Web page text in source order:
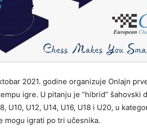
2021. godine organizuje Onlajn
igre. U pitanju je “hibrid” šahovski
U12, U14, U16, U18 i U20, u
mogu igrati po tri učesnika.